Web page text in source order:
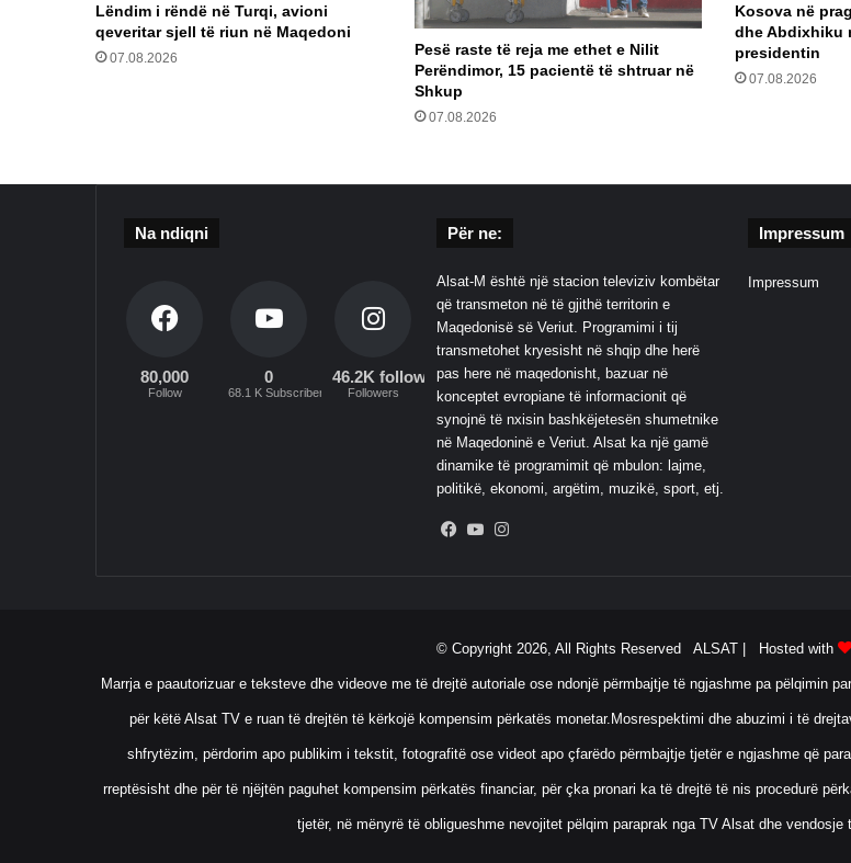
Lëndim i rëndë në Turqi, avioni
qeveritar sjell të riun në Maqedoni
07.08.2026
Pesë raste të reja me ethet e Nilit
Perëndimor, 15 pacientë të shtruar në
Shkup
07.08.2026
Kosova në
dhe Abdixhiku
presidentin
07.08.2026
Na ndiqni
80,000
Follow
0
68.1 K Subscribers
46.2K followers
Followers
Për ne:
Alsat-M është një stacion televiziv kombëtar
që transmeton në të gjithë territorin e
Maqedonisë së Veriut. Programimi i tij
transmetohet kryesisht në shqip dhe herë
pas here në maqedonisht, bazuar në
konceptet evropiane të informacionit që
synojnë të nxisin bashkëjetesën shumetnike
në Maqedoninë e Veriut. Alsat ka një gamë
dinamike të programimit që mbulon: lajme,
politikë, ekonomi, argëtim, muzikë, sport, etj.
Facebook
YouTube
Impressum
Impressum
© Copyright 2026, All Rights Reserved ALSAT | Hosted with
Marrja e paautorizuar e teksteve dhe videove me të drejtë autoriale ose ndonjë përmbajtje të ngjashme pa pëlqimin
për këtë Alsat TV e ruan të drejtën të kërkojë kompensim përkatës monetar.Mosrespektimi dhe abuzimi i të
shfrytëzim, përdorim apo publikim i tekstit, fotografitë ose videot apo çfarëdo përmbajtje tjetër e ngjashme që
rreptësisht dhe për të njëjtën paguhet kompensim përkatës financiar, për çka pronari ka të drejtë të nis procedurë
tjetër, në mënyrë të obligueshme nevojitet pëlqim paraprak nga TV Alsat dhe